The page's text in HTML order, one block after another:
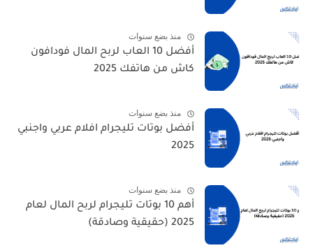
منذ بضع سنوات
أفضل 10 العاب لربح المال فودافون
كاش من هاتفك 2025
منذ بضع سنوات
أفضل بوتات تليجرام افلام عربي واجنبي
2025
منذ بضع سنوات
أهم 10 بوتات تليجرام لربح المال لعام
2025 (حقيقية وصادقة)